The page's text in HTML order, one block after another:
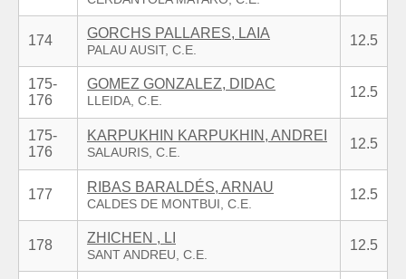
174 GORCHS PALLARES, LAIA 12.5
175-
176
GOMEZ GONZALEZ, DIDAC
12.5
175-
176
KARPUKHIN KARPUKHIN, ANDREI
12.5
177 RIBAS BARALDÉS, ARNAU 12.5
178 ZHICHEN , LI 12.5